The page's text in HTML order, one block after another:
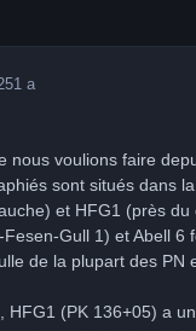
1 a
nous voulions faire
sont situés dans
et HFG1 (près du
Gull 1) et Abell
de la plupart des
HFG1 (PK 136+05) a